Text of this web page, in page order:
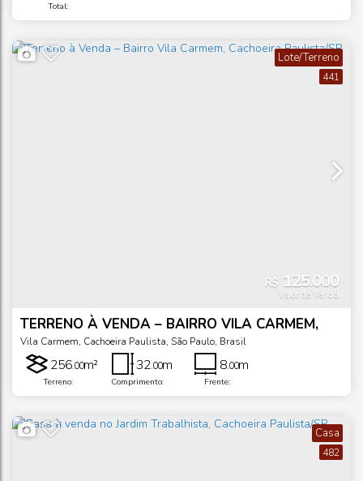
Total:
441
Lote/Terreno
R$ 125.000
Valor de Venda
TERRENO À VENDA – BAIRRO VILA CARMEM,
CACHOEIRA PAULISTA/SP
Vila Carmem, Cachoeira Paulista, São Paulo, Brasil
Terreno:
256.00m²
Comprimento:
32.00m
Frente:
8.00m
482
Casa